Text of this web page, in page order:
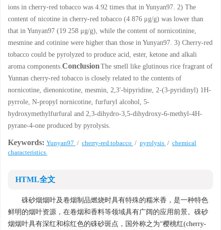
ions in cherry-red tobacco was 4.92 times that in Yunyan97. 2) The
content of nicotine in cherry-red tobacco (4 876 μg/g) was lower than
that in Yunyan97 (19 258 μg/g), while the content of nornicotinine,
mesmine and cotinine were higher than those in Yunyan97. 3) Cherry-red
tobacco could be pyrolyzed to produce acid, ester, ketone and alkali
aroma components.ConclusionThe smell like glutinous rice fragrant of
Yunnan cherry-red tobacco is closely related to the contents of
nornicotine, dienonicotine, mesmin, 2,3′-bipyridine, 2-(3-pyridinyl) 1H-
pyrrole, N-propyl nornicotine, furfuryl alcohol, 5-
hydroxymethylfurfural and 2,3-dihydro-3,5-dihydroxy-6-methyl-4H-
pyrane-4-one produced by pyrolysis.
Keywords: Yunyan97 / cherry-red tobacco / pyrolysis / chemical
characteristics
HTML全文
硃砂烟烟叶及卷烟制品燃烧时具有特殊的糯米香，是一种特色
鲜明的烟叶资源，在卷烟和香料等领域具有广阔的应用前景。硃砂
烟烟叶具有深红和棕红色的硃砂斑点，国外称之为“樱桃红(cherry-